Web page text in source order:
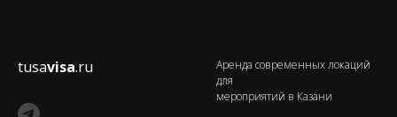
tusavisa.ru
Аренда современных локаций
для
мероприятий в Казани